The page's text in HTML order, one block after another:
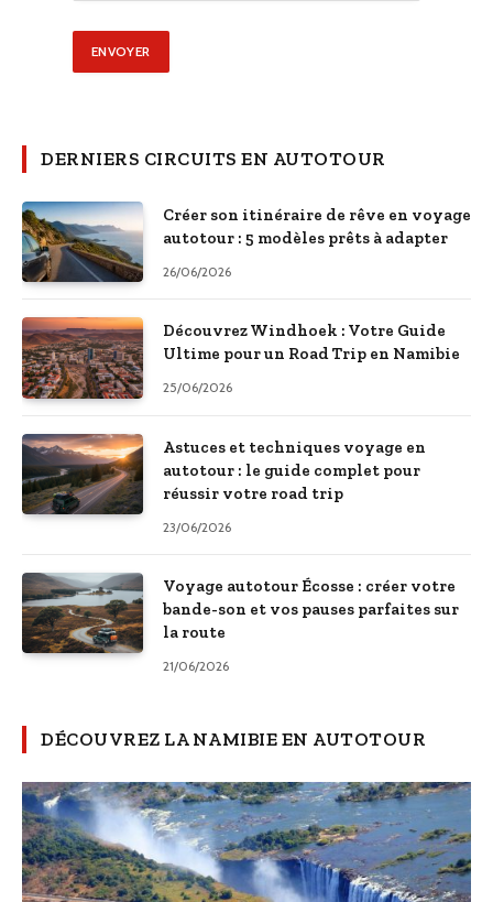
DERNIERS CIRCUITS EN AUTOTOUR
Créer son itinéraire de rêve en voyage
autotour : 5 modèles prêts à adapter
26/06/2026
Découvrez Windhoek : Votre Guide
Ultime pour un Road Trip en Namibie
25/06/2026
Astuces et techniques voyage en
autotour : le guide complet pour
réussir votre road trip
23/06/2026
Voyage autotour Écosse : créer votre
bande-son et vos pauses parfaites sur
la route
21/06/2026
DÉCOUVREZ LA NAMIBIE EN AUTOTOUR